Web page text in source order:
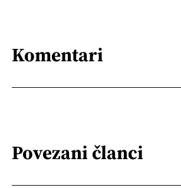
Komentari
Povezani članci